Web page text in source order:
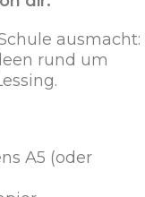
ausmacht:
rund um
A5 (oder